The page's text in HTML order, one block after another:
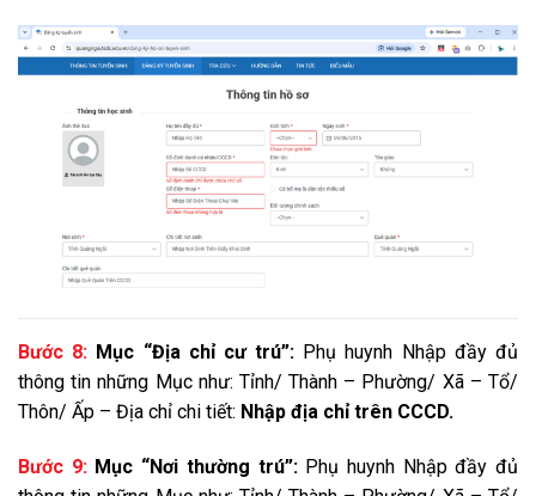
Bước 8: Mục “Địa chỉ cư trú”: Phụ huynh Nhập đầy đủ
thông tin những Mục như: Tỉnh/ Thành – Phường/ Xã – Tổ/
Thôn/ Ấp – Địa chỉ chi tiết: Nhập địa chỉ trên CCCD.
Bước 9: Mục “Nơi thường trú”:Phụ huynh Nhập đầy đủ